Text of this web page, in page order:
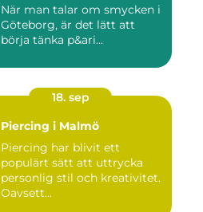
När man talar om smycken i
Göteborg, är det lätt att
börja tänka p&ari...
18. sep
Piercing i Malmö
Piercing har blivit ett
populärt sätt att uttrycka
personlig stil och kreativitet.
Oavsett...